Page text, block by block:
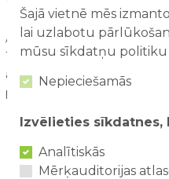
Atgādinām, ka konkursā tika
1.-9.klašu skolēni, lai veicinātu
atkritumu šķirošanas
patēriņu un materiālu
Šajā vietnē mēs
lai uzlabotu
mūsu sīkdatņu politiku
Nepieciešamās
Izvēlieties sīkdatnes,
Analītiskās
Mērķauditorijas